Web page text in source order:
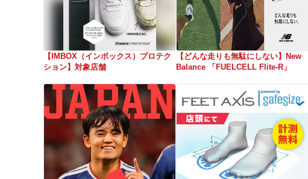
【IMBOX（インボックス）プロテク
ション】対象店舗
【どんな走りも無駄にしない】New
Balance 「FUELCELL Flite-R」